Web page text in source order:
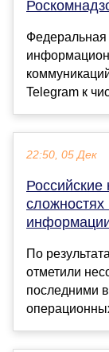
Федеральная
Telegram к
22:50, 05 Дек
Российские
По
отметили
последними